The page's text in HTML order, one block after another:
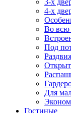
3-х
4-х
Во всю
Под
Для
Эконом
Гостиные